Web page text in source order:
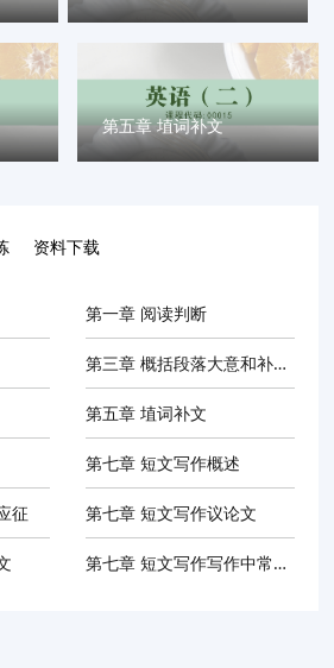
第五章 埴词补文
资料下载
第一章 阅读判断
第三章 概括段落大意和补全句子
第五章 埴词补文
第七章 短文写作概述
征 第七章 短文写作议论文
第七章 短文写作写作中常用的关联词